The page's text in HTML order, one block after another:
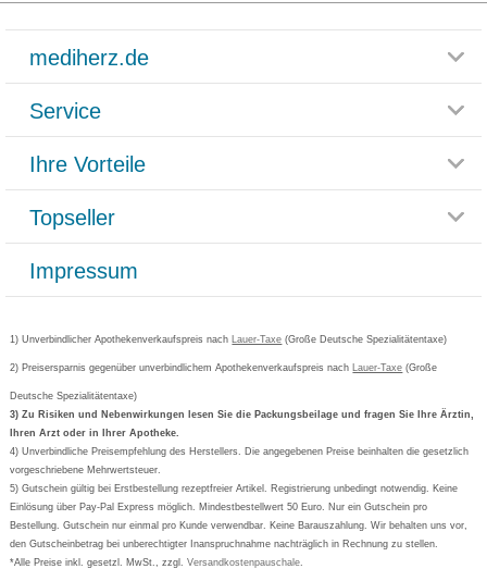
mediherz.de
Glossar
Häufig gestellte Fragen
Datenschutz
AGB
Cookie-Einstellungen
Vertrag widerrufen
Service
Rücksendemöglichkeit
Paketlieferstatus
Versandkosten
Bestellschein ausfüllen
Newsletteranmeldung
Ihre Vorteile
Rezeptlieferung
Bonusprogramm
Gutschein und Rabatte
Kundenbewertung
Topseller
Grippostad
Bepanthen
Formoline
Wick
Eucerin
Basica
Impressum
1) Unverbindlicher Apothekenverkaufspreis nach Lauer-Taxe (Große Deutsche Spezialitätentaxe)
2) Preisersparnis gegenüber unverbindlichem Apothekenverkaufspreis nach Lauer-Taxe (Große
Deutsche Spezialitätentaxe)
3) Zu Risiken und Nebenwirkungen lesen Sie die Packungsbeilage und fragen Sie Ihre Ärztin,
Ihren Arzt oder in Ihrer Apotheke.
4) Unverbindliche Preisempfehlung des Herstellers. Die angegebenen Preise beinhalten die gesetzlich
vorgeschriebene Mehrwertsteuer.
5) Gutschein gültig bei Erstbestellung rezeptfreier Artikel. Registrierung unbedingt notwendig. Keine
Einlösung über Pay-Pal Express möglich. Mindestbestellwert 50 Euro. Nur ein Gutschein pro
Bestellung. Gutschein nur einmal pro Kunde verwendbar. Keine Barauszahlung. Wir behalten uns vor,
den Gutscheinbetrag bei unberechtigter Inanspruchnahme nachträglich in Rechnung zu stellen.
*Alle Preise inkl. gesetzl. MwSt., zzgl.Versandkostenpauschale